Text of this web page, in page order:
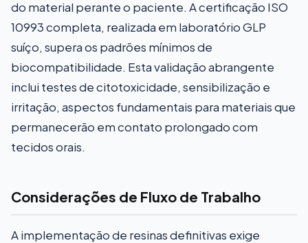
do material perante o paciente. A certificação ISO
10993 completa, realizada em laboratório GLP
suíço, supera os padrões mínimos de
biocompatibilidade. Esta validação abrangente
inclui testes de citotoxicidade, sensibilização e
irritação, aspectos fundamentais para materiais que
permanecerão em contato prolongado com
tecidos orais.
Considerações de Fluxo de Trabalho
A implementação de resinas definitivas exige